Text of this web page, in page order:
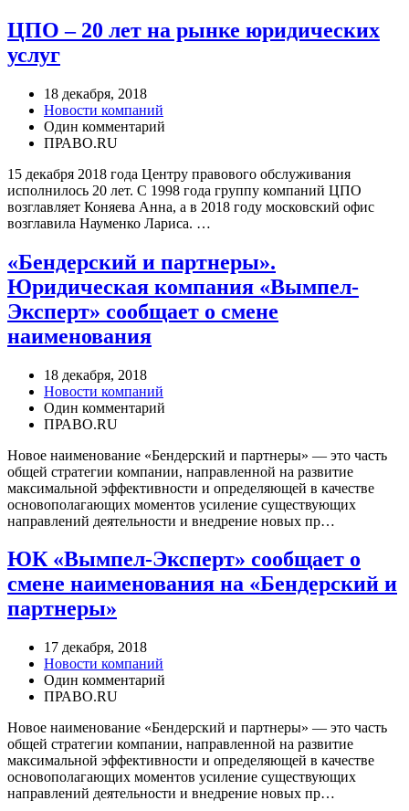
ЦПО – 20 лет на рынке юридических
услуг
18 декабря, 2018
Новости компаний
Один комментарий
ПРАВО.RU
15 декабря 2018 года Центру правового обслуживания
исполнилось 20 лет. С 1998 года группу компаний ЦПО
возглавляет Коняева Анна, а в 2018 году московский офис
возглавила Науменко Лариса. …
«Бендерский и партнеры».
Юридическая компания «Вымпел-
Эксперт» сообщает о смене
наименования
18 декабря, 2018
Новости компаний
Один комментарий
ПРАВО.RU
Новое наименование «Бендерский и партнеры» — это часть
общей стратегии компании, направленной на развитие
максимальной эффективности и определяющей в качестве
основополагающих моментов усиление существующих
направлений деятельности и внедрение новых пр…
ЮК «Вымпел-Эксперт» сообщает о
смене наименования на «Бендерский и
партнеры»
17 декабря, 2018
Новости компаний
Один комментарий
ПРАВО.RU
Новое наименование «Бендерский и партнеры» — это часть
общей стратегии компании, направленной на развитие
максимальной эффективности и определяющей в качестве
основополагающих моментов усиление существующих
направлений деятельности и внедрение новых пр…